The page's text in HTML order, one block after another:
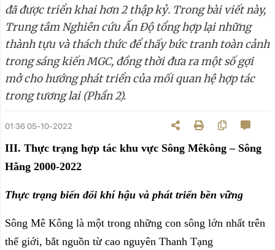
đã được triển khai hơn 2 thập kỷ. Trong bài viết này,
Trung tâm Nghiên cứu Ấn Độ tổng hợp lại những
thành tựu và thách thức để thấy bức tranh toàn cảnh
trong sáng kiến MGC, đồng thời đưa ra một số gợi
mở cho hướng phát triển của mối quan hệ hợp tác
trong tương lai (Phần 2).
01:36 05-10-2022
III. Thực trạng hợp tác khu vực Sông Mêkông – Sông
Hằng 2000-2022
Thực trạng biến đổi khí hậu và phát triển bền vững
Sông Mê Kông là một trong những con sông lớn nhất trên
thế giới, bắt nguồn từ cao nguyên Thanh Tạng